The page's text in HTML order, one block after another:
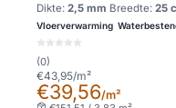
Dikte: 2,5 mm Breedte: 25
Vloerverwarming
(0)
€43,95/m²
€39,56/m²